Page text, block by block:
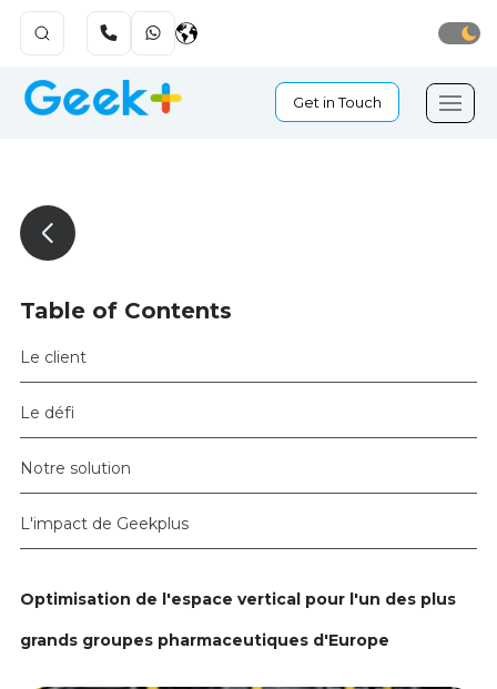
Get in Touch
Table of Contents
Le client
Le défi
Notre solution
L'impact de Geekplus
Optimisation de l'espace vertical pour l'un des plus
grands groupes pharmaceutiques d'Europe